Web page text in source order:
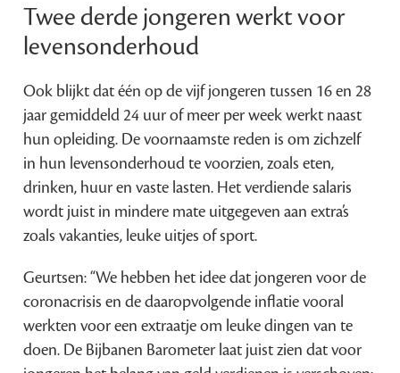
Twee derde jongeren werkt voor
levensonderhoud
Ook blijkt dat één op de vijf jongeren tussen 16 en 28
jaar gemiddeld 24 uur of meer per week werkt naast
hun opleiding. De voornaamste reden is om zichzelf
in hun levensonderhoud te voorzien, zoals eten,
drinken, huur en vaste lasten. Het verdiende salaris
wordt juist in mindere mate uitgegeven aan extra’s
zoals vakanties, leuke uitjes of sport.
Geurtsen: “We hebben het idee dat jongeren voor de
coronacrisis en de daaropvolgende inflatie vooral
werkten voor een extraatje om leuke dingen van te
doen. De Bijbanen Barometer laat juist zien dat voor